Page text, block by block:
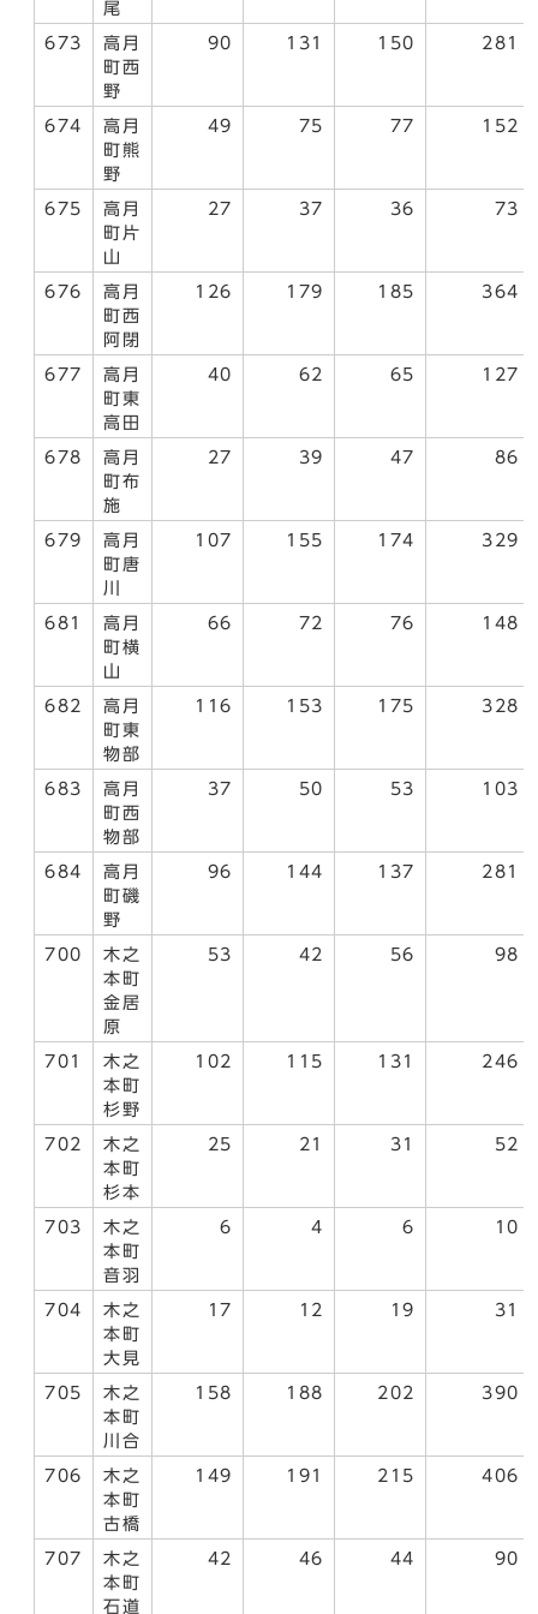
尾
673
高月
町西
野
90 131 150 281
674
高月
町熊
野
49 75 77 152
675
高月
町片
山
27 37 36 73
676
高月
町西
阿閉
126 179 185 364
677
高月
町東
高田
40 62 65 127
678
高月
町布
施
27 39 47 86
679
高月
町唐
川
107 155 174 329
681
高月
町横
山
66 72 76 148
682
高月
町東
物部
116 153 175 328
683
高月
町西
物部
37 50 53 103
684
高月
町磯
野
96 144 137 281
700
木之
本町
金居
原
53 42 56 98
701
木之
本町
杉野
102 115 131 246
702
木之
本町
杉本
25 21 31 52
703
木之
本町
音羽
6 4 6 10
704
木之
本町
大見
17 12 19 31
705
木之
本町
川合
158 188 202 390
706
木之
本町
古橋
149 191 215 406
707
木之
本町
石道
42 46 44 90